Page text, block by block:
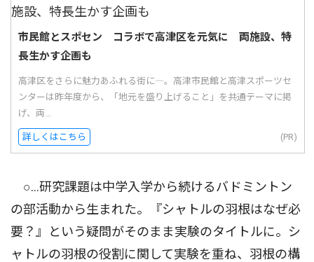
市民館とスポセン コラボで高津区を元気に 両施設、特
長生かす企画も
高津区をさらに魅力あふれる街に―。高津市民館と高津スポーツセ
ンターは昨年度から、「地元を盛り上げること」を共通テーマに掲
げ、両...
詳しくはこちら (PR)
○…研究課題は中学入学から続けるバドミントン
の部活動から生まれた。『シャトルの羽根はなぜ必
要？』という疑問がそのまま実験のタイトルに。シ
ャトルの羽根の役割に関して実験を重ね、羽根の構